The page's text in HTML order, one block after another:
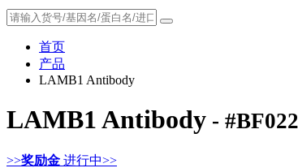
首页
产品
LAMB1 Antibody
LAMB1 Antibody -
>>奖励金 进行中>>